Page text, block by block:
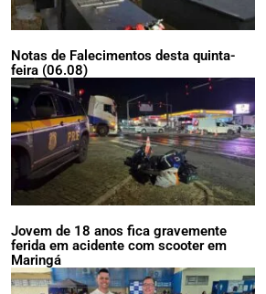
Notas de Falecimentos desta quinta-
feira (06.08)
Jovem de 18 anos fica gravemente
ferida em acidente com scooter em
Maringá